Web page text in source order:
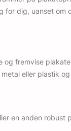
dig, uanset
fremvise
eller plastik
en anden robust